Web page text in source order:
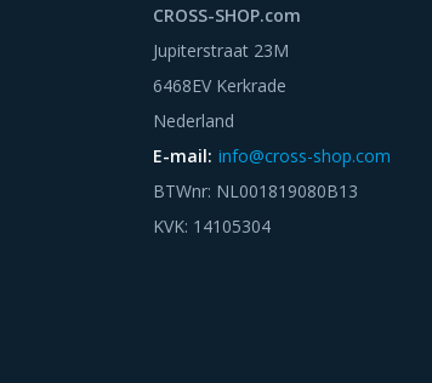
CROSS-SHOP.com
Jupiterstraat 23M
6468EV Kerkrade
Nederland
E-mail: info@cross-shop.com
BTWnr: NL001819080B13
KVK: 14105304